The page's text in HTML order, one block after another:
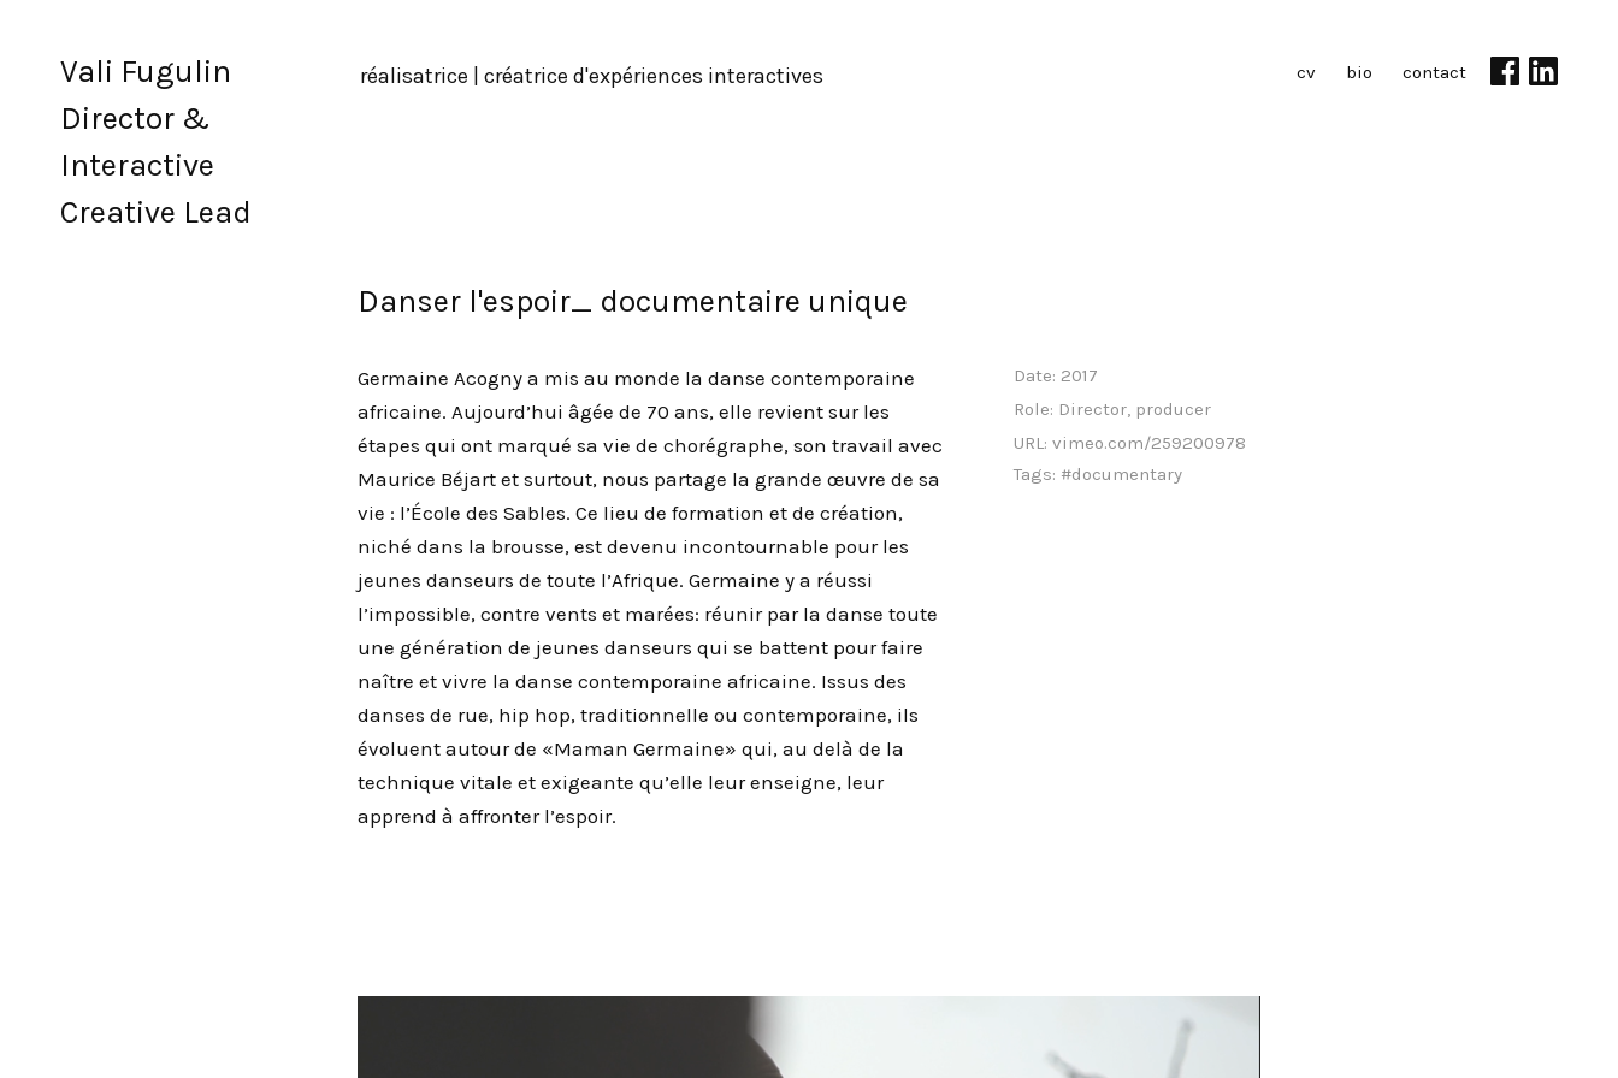
Vali Fugulin
Director &
Interactive
Creative Lead
réalisatrice | créatrice d'expériences interactives cv bio contact
Danser l'espoir_ documentaire unique
Germaine Acogny a mis au monde la danse contemporaine
africaine. Aujourd’hui âgée de 70 ans, elle revient sur les
étapes qui ont marqué sa vie de chorégraphe, son travail avec
Maurice Béjart et surtout, nous partage la grande œuvre de sa
vie : l’École des Sables. Ce lieu de formation et de création,
niché dans la brousse, est devenu incontournable pour les
jeunes danseurs de toute l’Afrique. Germaine y a réussi
l’impossible, contre vents et marées: réunir par la danse toute
une génération de jeunes danseurs qui se battent pour faire
naître et vivre la danse contemporaine africaine. Issus des
danses de rue, hip hop, traditionnelle ou contemporaine, ils
évoluent autour de «Maman Germaine» qui, au delà de la
technique vitale et exigeante qu’elle leur enseigne, leur
apprend à affronter l’espoir.
Date: 2017
Role: Director, producer
URL: vimeo.com/259200978
Tags: #documentary